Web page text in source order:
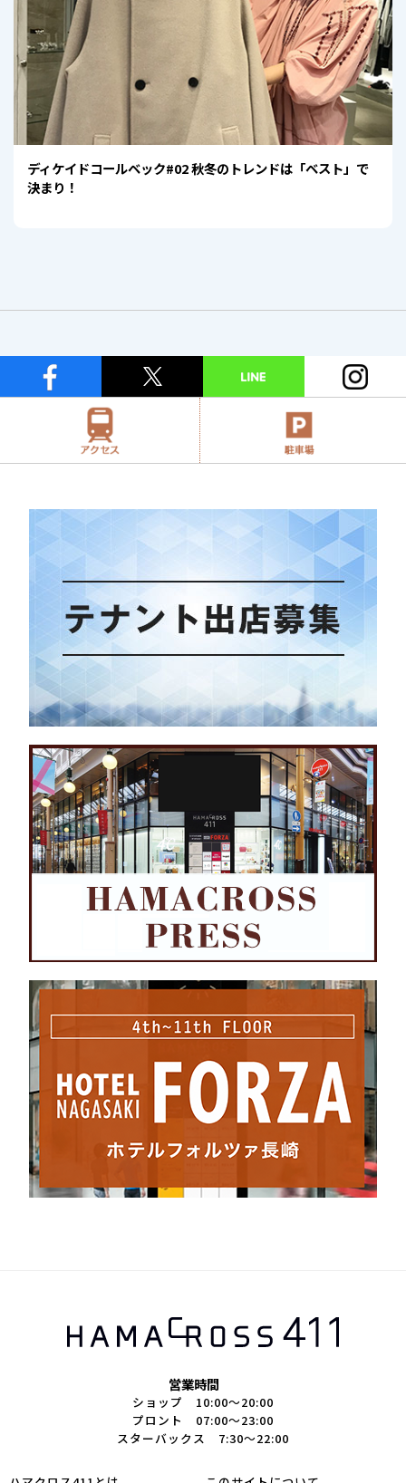
ディケイドコールベック#02 秋冬のトレンドは「ベスト」で
決まり！
営業時間
ショップ 10:00～20:00
プロント 07:00～23:00
スターバックス 7:30～22:00